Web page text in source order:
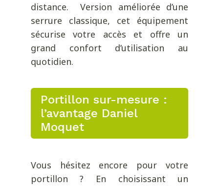
distance. Version améliorée d’une
serrure classique, cet équipement
sécurise votre accès et offre un
grand confort d’utilisation au
quotidien.
Portillon sur-mesure :
l’avantage Daniel
Moquet
Vous hésitez encore pour votre
portillon ? En choisissant un